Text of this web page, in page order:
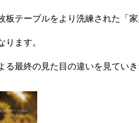
板テーブルをより洗練された「家
ります。
る最終の見た目の違いを見ていき